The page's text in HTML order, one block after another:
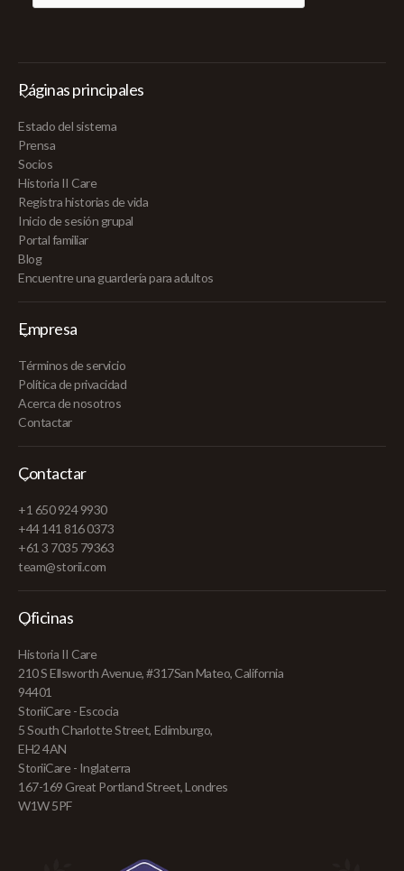
Páginas principales
Estado del sistema
Prensa
Socios
Historia II Care
Registra historias de vida
Inicio de sesión grupal
Portal familiar
Blog
Encuentre una guardería para adultos
Empresa
Términos de servicio
Política de privacidad
Acerca de nosotros
Contactar
Contactar
+1 650 924 9930
+44 141 816 0373
+61 3 7035 79363
team@storii.com
Oficinas
Historia II Care
210 S Ellsworth Avenue, #317San Mateo, California
94401
StoriiCare - Escocia
5 South Charlotte Street, Edimburgo,
EH2 4AN
StoriiCare - Inglaterra
167-169 Great Portland Street, Londres
W1W 5PF